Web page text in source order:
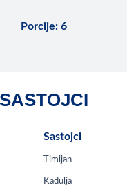
Porcije: 6
SASTOJCI
Sastojci
Timijan
Kadulja